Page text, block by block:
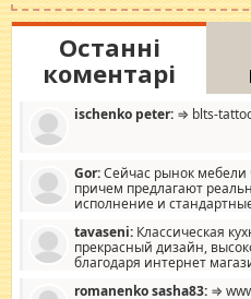
Останні
коментарі
ischenko peter: ⇒ blts-
Gor:Сейчас рынок
причем предлагают
исполнение и
дизайну, мало походит на
креативненько и что главное -
без ненужных наворотов
tavaseni: Классическая
прекрасный дизайн,
благодаря интернет
romanenko sasha83: ⇒